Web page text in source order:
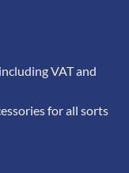
VAT and
for all sorts